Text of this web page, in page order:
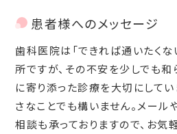
患者様へのメッセージ
歯科医院は「できれば通いたくな
所ですが、その不安を少しでも和
に寄り添った診療を大切にして
さなことでも構いません。メール
相談も承っておりますので、お気